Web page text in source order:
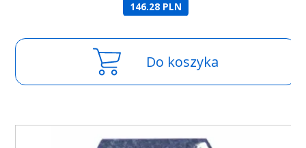
146.28 PLN
Do koszyka